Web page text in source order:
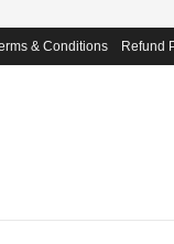
& Conditions Refund